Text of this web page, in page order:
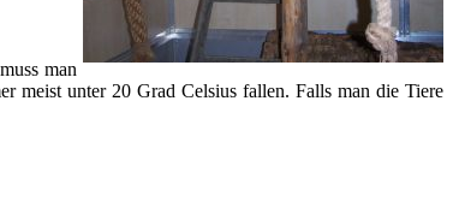
man
meist unter 20 Grad Celsius fallen. Falls man die Tiere